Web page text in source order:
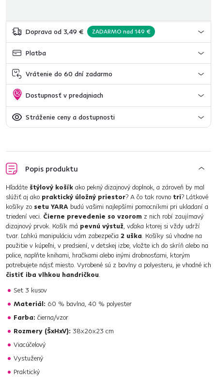
Doprava od 3,49 € ZADARMO nad 149 €
Platba
Vrátenie do 60 dní zadarmo
Dostupnosť v predajniach
Stráženie ceny a dostupnosti
Popis produktu
Hľadáte štýlový košík ako pekný dizajnový doplnok, a zároveň by mal
slúžiť aj ako praktický úložný priestor? A čo tak rovno tri? Látkové
košíky zo setu YARA budú vašimi najlepšími pomocníkmi pri ukladaní a
triedení veci. Čierne prevedenie so vzorom z nich robí zaujímavý
dizajnový prvok. Košík má pevnú výstuž, vďaka ktorej si vždy udrží
tvar. Ľahkú manipuláciu vám zabezpečia 2 uška. Košíky sú vhodne na
použitie v kúpeľni, v predsiení, v detskej izbe, vložte ich do skríň alebo na
police, naplňte knihami, hračkami alebo inými drobnosťami, ktorým
potrebujete nájsť miesto. Vyrobené sú z bavlny a polyesteru, je vhodné ich
čistiť iba vlhkou handričkou.
Set 3 kusov
Materiál: 60 % bavlna, 40 % polyester
Farba: čierna/vzor
Rozmery (ŠxHxV): 38x26x23 cm
Viacúčelový
Vystužený
Praktický